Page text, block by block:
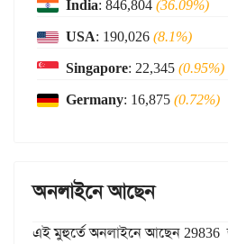
India: 846,804(36.09%)
USA: 190,026(8.1%)
Singapore: 22,345(0.95%)
Germany: 16,875(0.72%)
অনলাইনে আছেন
এই মুহুর্তে অনলাইনে আছেন